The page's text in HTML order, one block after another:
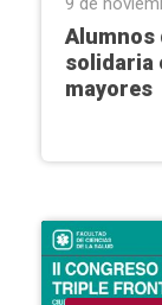
Alumnos
solidaria
mayores